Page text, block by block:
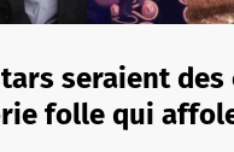
seraient des
folle qui